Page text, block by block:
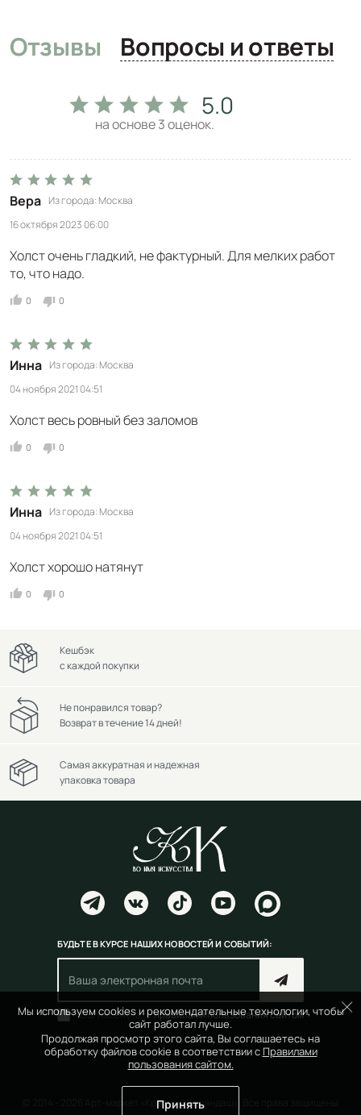
Отзывы Вопросы и ответы
5.0
на основе3оценок.
Вера Из города Москва
16 октября 2023 06:00
Холст очень гладкий, не фактурный. Для мелких работ
то, что надо.
0 0
Инна Из города Москва
04 ноября 2021 04:51
Холст весь ровный без заломов
0 0
Инна Из города Москва
04 ноября 2021 04:51
Холст хорошо натянут
0 0
Мы используем cookies и рекомендательные технологии, чтобы
сайт работал лучше.
Продолжая просмотр этого сайта, Вы соглашаетесь на
обработку файлов cookie в соответствии с Правилами
пользования сайтом.
Принять
Кешбэк
с каждой покупки
Не понравился товар?
Возврат в течение 14 дней!
Самая аккуратная и надежная
упаковка товара
БУДЬТЕ В КУРСЕ НАШИХ НОВОСТЕЙ И СОБЫТИЙ:
Согласен(на) справилами пользования сайтом
© 2014 - 2026 Арт-маркет «Красный Карандаш». Все права защищены